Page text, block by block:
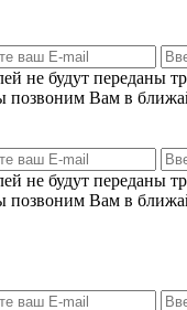
не будут переданы
позвоним Вам в
не будут переданы
позвоним Вам в